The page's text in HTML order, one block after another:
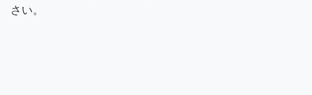
さい。